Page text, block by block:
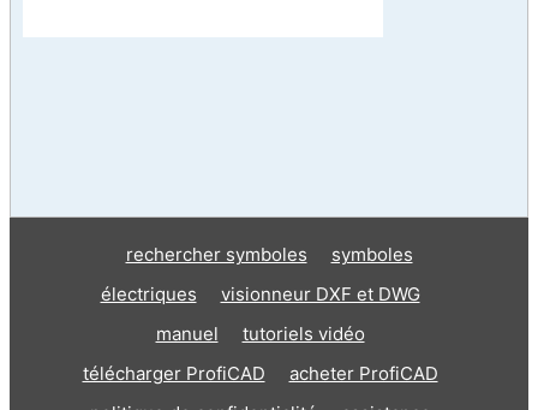
rechercher symboles
symboles
électriques
visionneur DXF et DWG
manuel
tutoriels vidéo
télécharger ProfiCAD
acheter ProfiCAD